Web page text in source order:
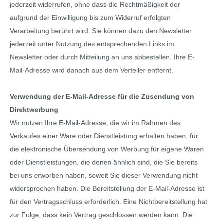
jederzeit widerrufen, ohne dass die Rechtmäßigkeit der
aufgrund der Einwilligung bis zum Widerruf erfolgten
Verarbeitung berührt wird. Sie können dazu den Newsletter
jederzeit unter Nutzung des entsprechenden Links im
Newsletter oder durch Mitteilung an uns abbestellen. Ihre E-
Mail-Adresse wird danach aus dem Verteiler entfernt.
Verwendung der E-Mail-Adresse für die Zusendung von
Direktwerbung
Wir nutzen Ihre E-Mail-Adresse, die wir im Rahmen des
Verkaufes einer Ware oder Dienstleistung erhalten haben, für
die elektronische Übersendung von Werbung für eigene Waren
oder Dienstleistungen, die denen ähnlich sind, die Sie bereits
bei uns erworben haben, soweit Sie dieser Verwendung nicht
widersprochen haben. Die Bereitstellung der E-Mail-Adresse ist
für den Vertragsschluss erforderlich. Eine Nichtbereitstellung hat
zur Folge, dass kein Vertrag geschlossen werden kann. Die